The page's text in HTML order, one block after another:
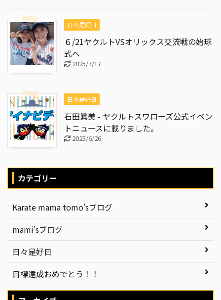
日々是好日
６/21ヤクルトVSオリックス交流戦の始球
式へ
2025/7/17
日々是好日
石田眞美 - ヤクルトスワローズ公式イベン
トニュースに載りました。
2025/6/26
カテゴリー
Karate mama tomo’sブログ
mami'sブログ
日々是好日
目標達成おめでとう！！